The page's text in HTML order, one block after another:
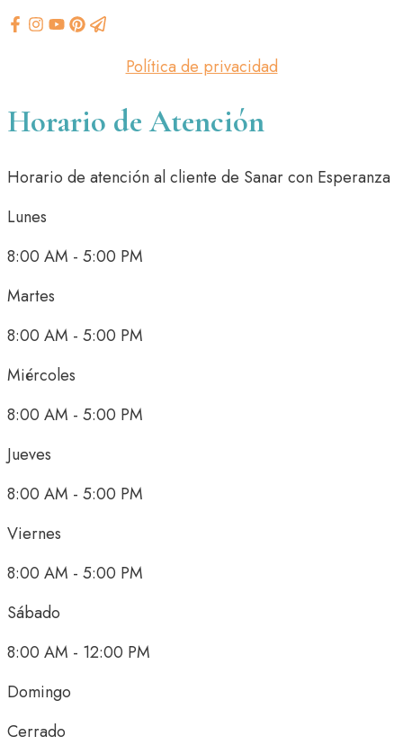
Política de privacidad
Horario de Atención
Horario de atención al cliente de Sanar con Esperanza
Lunes
8:00 AM - 5:00 PM
Martes
8:00 AM - 5:00 PM
Miércoles
8:00 AM - 5:00 PM
Jueves
8:00 AM - 5:00 PM
Viernes
8:00 AM - 5:00 PM
Sábado
8:00 AM - 12:00 PM
Domingo
Cerrado